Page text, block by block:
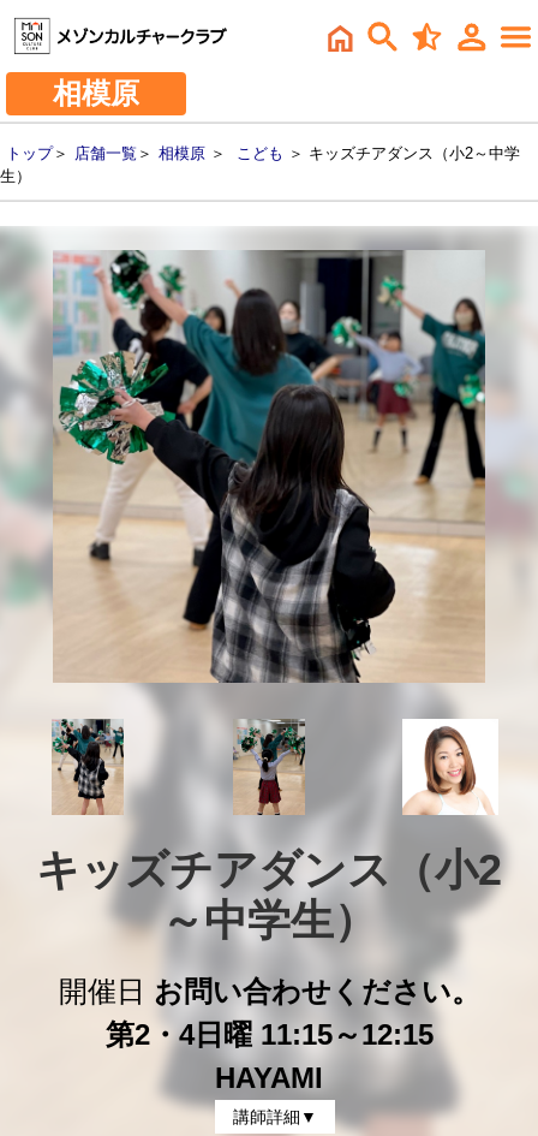
相模原
トップ＞ 店舗一覧 ＞ 相模原 ＞ こども ＞ キッズチアダンス（小2～中学
生）
キッズチアダンス（小2
～中学生）
開催日 お問い合わせください。
第2・4日曜 11:15～12:15
HAYAMI
講師詳細▼